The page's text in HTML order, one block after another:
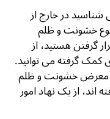
در خارج از
خشونت و ظلم
گرفتن هستید، از
کمک گرفته می توانید.
معرض خشونت و ظلم
اند، از یک نهاد امور